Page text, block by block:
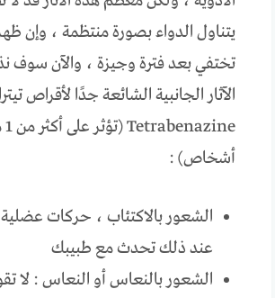
يتناول الدواء بصورة منتظمة ، وإن
تختفي بعد فترة وجيزة ، والآن سوف
الآثار الجانبية الشائعة جدًا لأقراص
أشخاص) :
الشعور بالاكتئاب ، حركات عضلية
عند ذلك تحدث مع طبيبك
الشعور بالنعاس أو النعاس : لا